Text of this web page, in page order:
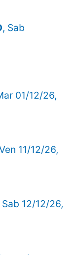
, Sab
01/12/26,
11/12/26,
Sab 12/12/26,